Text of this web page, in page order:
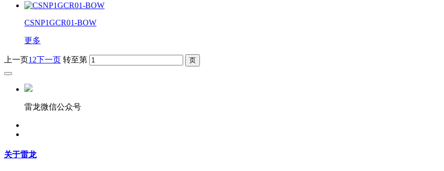
CSNP1GCR01-BOW
更多
上一页1 2下一页 转至第
雷龙微信公众号
关于雷龙